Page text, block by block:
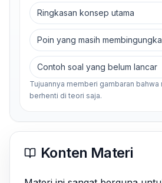
Ringkasan konsep utama
Poin yang masih
Contoh soal yang belum lancar
Tujuannya memberi gambaran bahwa
berhenti di teori saja.
Konten Materi